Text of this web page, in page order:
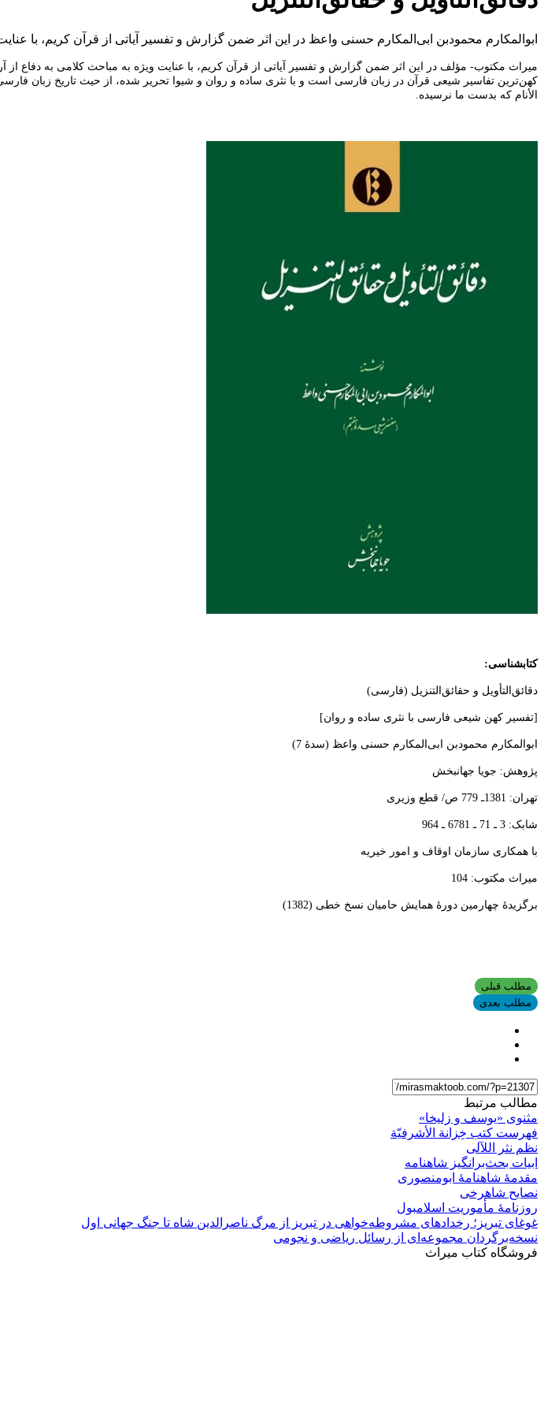
ابوالمكارم محمودبن ابی‌‌المكارم حسنی واعظ در این اثر ضمن گزارش و تفسیر آياتى از قرآن كريم، با
میراث مکتوب- مؤلف در این اثر ضمن گزارش و تفسیر آياتى از قرآن كريم، با عنايت ويژه به مباحث كلامى به دفاع از
كهن‌ترين تفاسير شيعى قرآن در زبان فارسى است و با نثرى ساده و روان و شيوا تحرير شده، از حيث تاريخ زبان
الأنام که بدست ما نرسیده.
کتابشناسی:
دقائق‌التأويل و حقائق‌التنزيل (فارسی)
[تفسير كهن شيعی فارسی با نثری ساده و روان]
ابوالمكارم محمودبن ابی‌‌المكارم حسنی واعظ (سدۀ 7)
پژوهش: جويا جهانبخش
تهران: 1381ـ 779 ص/ قطع وزیری
شابک: 3 ـ 71 ـ 6781 ـ 964
با همکاری سازمان اوقاف و امور خیریه
میراث مکتوب: 104
برگزیدۀ چهارمین دورۀ همایش حامیان نسخ خطی (1382)
مطلب قبلی
مطلب بعدی
مطالب مرتبط
مثنوی «یوسف و زلیخا»
فهرست کتب خِزانة الأشرفیّة
نظم نثر اللآلی
ابیات بحث‌برانگیز شاهنامه
مقدمۀ شاهنامۀ ابومنصوری
نصایح شاهرخی
روزنامۀ مأموریت اسلامبول
غوغای تبریز؛ رخدادهای مشروطه‌خواهی در تبریز از مرگ ناصرالدین شاه تا جنگ جهانی اول
نسخه‌برگردان مجموعه‌ای از رسائل ریاضی و نجومی
فروشگاه کتاب میراث